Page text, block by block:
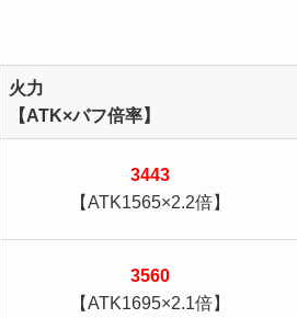
火力
【ATK×バフ倍率】
3443
【ATK1565×2.2倍】
3560
【ATK1695×2.1倍】